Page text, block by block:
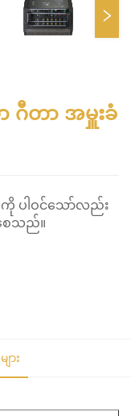
ဂီတာ အမှူးခံ
ပါဝင်သော်လည်း
ေသည်။
း